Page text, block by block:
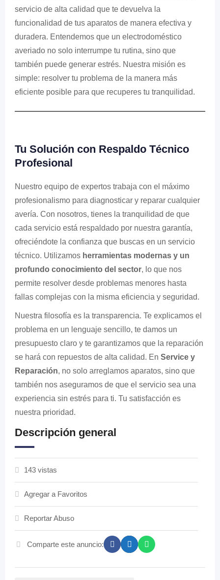
servicio de alta calidad que te devuelva la
funcionalidad de tus aparatos de manera efectiva y
duradera. Entendemos que un electrodoméstico
averiado no solo interrumpe tu rutina, sino que
también puede generar estrés. Nuestra misión es
simple: resolver tu problema de la manera más
eficiente posible para que recuperes tu tranquilidad.
Tu Solución con Respaldo Técnico
Profesional
Nuestro equipo de expertos trabaja con el máximo
profesionalismo para diagnosticar y reparar cualquier
avería. Con nosotros, tienes la tranquilidad de que
cada servicio está respaldado por nuestra garantía,
ofreciéndote la confianza que buscas en un servicio
técnico. Utilizamos herramientas modernas y un
profundo conocimiento del sector, lo que nos
permite resolver desde problemas menores hasta
fallas complejas con la misma eficiencia y seguridad.
Nuestra filosofía es la transparencia. Te explicamos el
problema en un lenguaje sencillo, te damos un
presupuesto claro y te garantizamos que la reparación
se hará con repuestos de alta calidad. En Service y
Reparación, no solo arreglamos aparatos, sino que
también nos aseguramos de que el servicio sea una
experiencia sin estrés para ti. Tu satisfacción es
nuestra prioridad.
Descripción general
143 vistas
Agregar a Favoritos
Reportar Abuso
Comparte este anuncio: